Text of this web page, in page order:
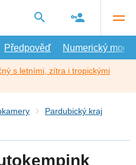
Předpověď Numerický model
s letními, zítra i tropickými
Pardubický kraj